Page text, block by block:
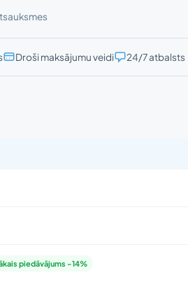
Droši maksājumu veidi 24/7 atbalsts
piedāvājums -14%